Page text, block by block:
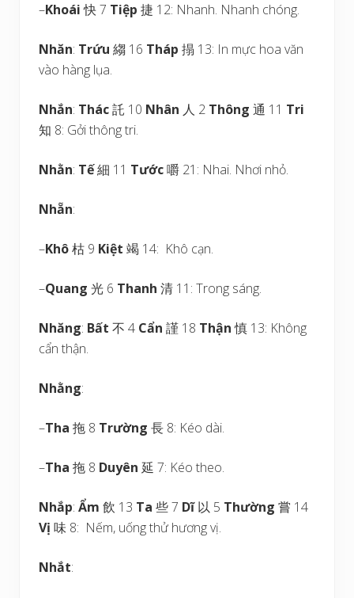
–Khoái快 7 Tiệp 捷 12: Nhanh. Nhanh chóng.
Nhăn: Trứu 縐 16 Tháp 搨 13: In mực hoa văn
vào hàng lụa.
Nhắn: Thác託 10 Nhân 人 2 Thông 通 11 Tri
知 8: Gởi thông tri.
Nhằn: Tế細 11 Tước嚼 21: Nhai. Nhơi nhỏ.
Nhẵn:
–Khô枯 9 Kiệt 竭 14: Khô cạn.
–Quang 光 6 Thanh 清 11: Trong sáng.
Nhăng: Bất 不 4 Cẩn 謹 18 Thận慎 13: Không
cẩn thận.
Nhằng:
–Tha 拖 8 Trường 長 8: Kéo dài.
–Tha 拖 8 Duyên 延 7: Kéo theo.
Nhắp: Ẩm 飲 13 Ta 些 7 Dĩ以 5 Thường 嘗 14
Vị 味 8: Nếm, uống thử hương vị.
Nhắt: